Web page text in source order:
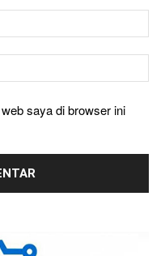
saya di browser ini